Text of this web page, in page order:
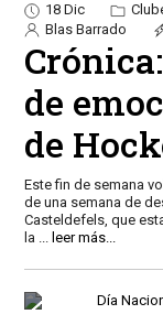
18 Dic
Blas Barrado
de
de
Este fin de semana
de una semana de
Casteldefels, que
la ... leer más...